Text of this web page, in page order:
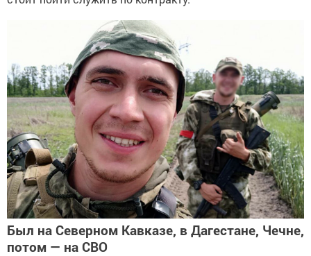
Был на Северном Кавказе, в Дагестане, Чечне,
потом — на СВО